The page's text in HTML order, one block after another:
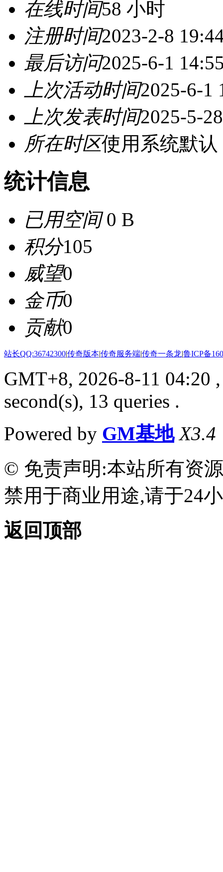
在线时间58 小时
注册时间2023-2-8
最后访问2025-6-1
上次活动时间2025-6-1
上次发表时间2025-5-
所在时区使用系统默认
统计信息
已用空间0 B
积分105
威望0
金币0
贡献0
站长QQ:36742300|传奇版本|传奇服务端|传奇一条龙|鲁ICP备
GMT+8, 2026-8-11 04:20
second(s), 13 queries .
Powered by GM基地 X3.4
© 免责声明:本站所有资
禁用于商业用途,请于24
返回顶部